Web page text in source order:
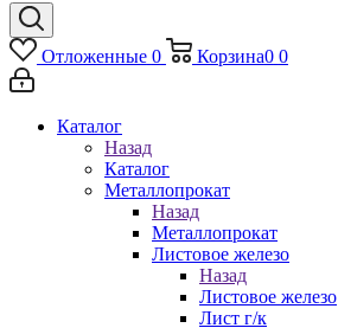
Отложенные 0 Корзина0 0
Каталог
Назад
Каталог
Металлопрокат
Назад
Металлопрокат
Листовое железо
Назад
Листовое железо
Лист г/к